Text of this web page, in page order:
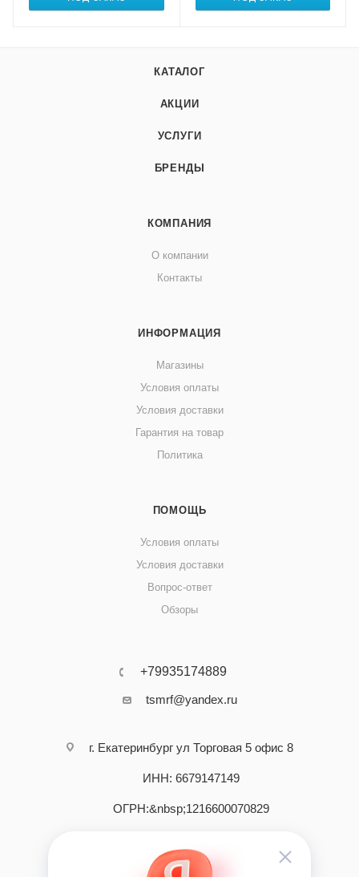
КАТАЛОГ
АКЦИИ
УСЛУГИ
БРЕНДЫ
КОМПАНИЯ
О компании
Контакты
ИНФОРМАЦИЯ
Магазины
Условия оплаты
Условия доставки
Гарантия на товар
Политика
ПОМОЩЬ
Условия оплаты
Условия доставки
Вопрос-ответ
Обзоры
+79935174889
tsmrf@yandex.ru
г. Екатеринбург ул Торговая 5 офис 8
ИНН: 6679147149
ОГРН:&nbsp;1216600070829